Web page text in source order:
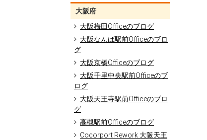
大阪府
大阪梅田Officeのブログ
大阪なんば駅前Officeのブロ
グ
大阪京橋Officeのブログ
大阪千里中央駅前Officeのブ
ログ
大阪天王寺駅前Officeのブロ
グ
高槻駅前Officeのブログ
Cocorport Rework 大阪天王